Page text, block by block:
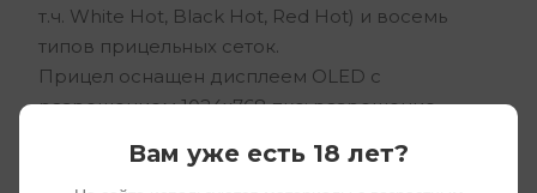
т.ч. White Hot, Black Hot, Red Hot) и восемь
типов прицельных сеток.
Прицел оснащен дисплеем OLED с
разрешением 1024x768 пкс; разрешение
"картинка в картинке" (PiP). Имеются
Вам уже есть 18 лет?